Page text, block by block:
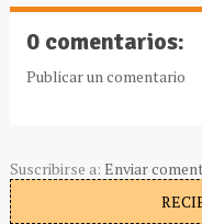
0 comentarios:
Publicar un comentario
Suscribirse a: Enviar